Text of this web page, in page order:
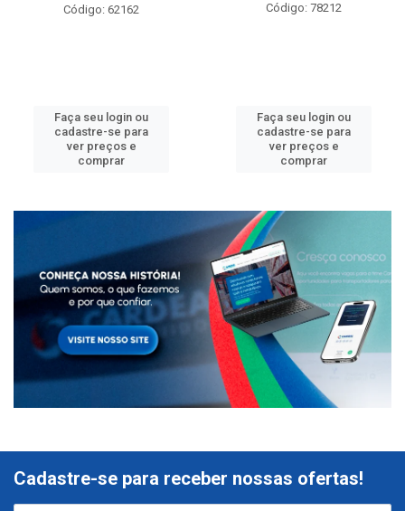
Código: 62162
Faça seu login ou
cadastre-se para
ver preços e
comprar
Código: 78212
Faça seu login ou
cadastre-se para
ver preços e
comprar
Cadastre-se para receber nossas ofertas!